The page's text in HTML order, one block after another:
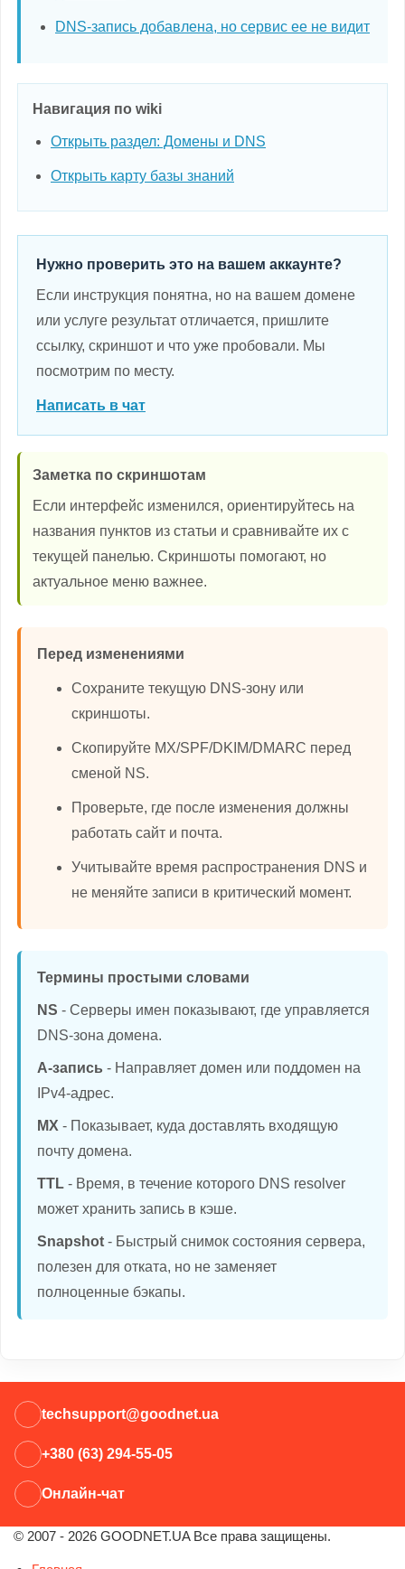
DNS-запись добавлена, но сервис ее не видит
Навигация по wiki
Открыть раздел: Домены и DNS
Открыть карту базы знаний
Нужно проверить это на вашем аккаунте?
Если инструкция понятна, но на вашем домене
или услуге результат отличается, пришлите
ссылку, скриншот и что уже пробовали. Мы
посмотрим по месту.
Написать в чат
Заметка по скриншотам
Если интерфейс изменился, ориентируйтесь на
названия пунктов из статьи и сравнивайте их с
текущей панелью. Скриншоты помогают, но
актуальное меню важнее.
Перед изменениями
Сохраните текущую DNS-зону или
скриншоты.
Скопируйте MX/SPF/DKIM/DMARC перед
сменой NS.
Проверьте, где после изменения должны
работать сайт и почта.
Учитывайте время распространения DNS и
не меняйте записи в критический момент.
Термины простыми словами
NS - Серверы имен показывают, где управляется
DNS-зона домена.
A-запись - Направляет домен или поддомен на
IPv4-адрес.
MX - Показывает, куда доставлять входящую
почту домена.
TTL - Время, в течение которого DNS resolver
может хранить запись в кэше.
Snapshot - Быстрый снимок состояния сервера,
полезен для отката, но не заменяет
полноценные бэкапы.
techsupport@goodnet.ua
+380 (63) 294-55-05
Онлайн-чат
© 2007 - 2026 GOODNET.UA Все права защищены.